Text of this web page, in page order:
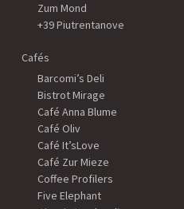
Zum Mond
+39 Piutrentanove
Cafés
Barcomi’s Deli
Bistrot Mirage
Café Anna Blume
Café Oliv
Café It’sLove
Café Zur Mieze
Coffee Profilers
Five Elephant